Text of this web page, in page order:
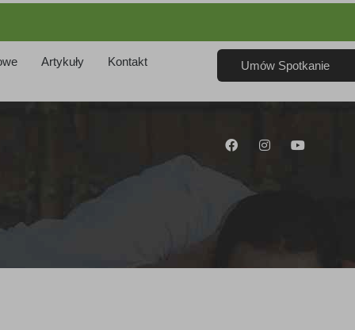
Artykuły Kontakt Umów Spotkanie